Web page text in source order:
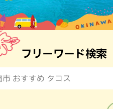
フリーワード検索